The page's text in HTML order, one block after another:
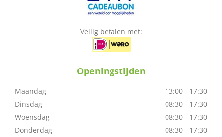
Veilig betalen met:
Openingstijden
Maandag
13:00 - 17:30
Dinsdag
08:30 - 17:30
Woensdag
08:30 - 17:30
Donderdag
08:30 - 17:30